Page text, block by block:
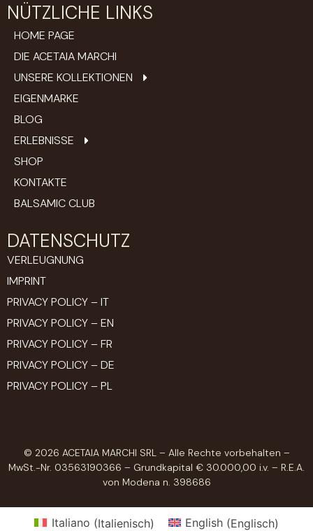
NÜTZLICHE LINKS
HOME PAGE
DIE ACETAIA MARCHI
UNSERE KOLLEKTIONEN
EIGENMARKE
BLOG
ERLEBNISSE
SHOP
KONTAKTE
BALSAMIC CLUB
DATENSCHUTZ
VERLEUGNUNG
IMPRINT
PRIVACY POLICY – IT
PRIVACY POLICY – EN
PRIVACY POLICY – FR
PRIVACY POLICY – DE
PRIVACY POLICY – PL
© 2026 ACETAIA MARCHI SRL – Alle Rechte vorbehalten –
MwSt.-Nr. 03563190366 – Grundkapital € 30.000,00 i.v. – R.E.A.
von Modena n. 398686
Italiano (Italienisch) English(Englisch)